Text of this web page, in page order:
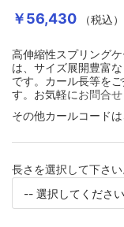
￥56,430 （税込）
高伸縮性スプリング
は、サイズ展開豊富
です。カール長等を
す。お気軽にお問合せ
その他カールコードは
長さを選択して下さい